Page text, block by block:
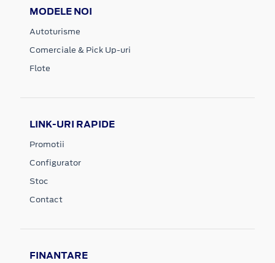
MODELE NOI
Autoturisme
Comerciale & Pick Up-uri
Flote
LINK-URI RAPIDE
Promotii
Configurator
Stoc
Contact
FINANTARE